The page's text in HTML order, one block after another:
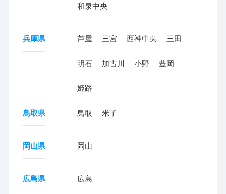
和泉中央
兵庫県 芦屋 三宮 西神中央 三田
明石 加古川 小野 豊岡
姫路
鳥取県 鳥取 米子
岡山県 岡山
広島県 広島